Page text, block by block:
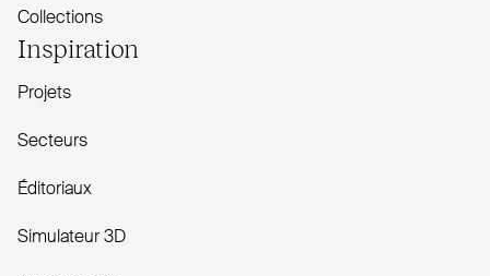
Collections
Inspiration
Projets
Secteurs
Éditoriaux
Simulateur 3D